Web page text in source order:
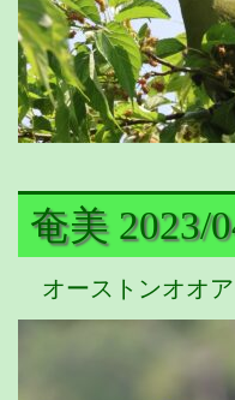
奄美 2023/
オーストンオオ